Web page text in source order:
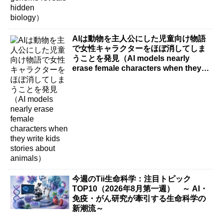
AIは動物を主人公にした児童向け物語
で女性キャラクターをほぼ消してしま
うことを発見（AI models nearly
erase female characters when they
今週のTii生命科学：注目トピック
TOP10（2026年8月第一週） ～ AI・
免疫・がん研究が牽引する生命科学の
新潮流～